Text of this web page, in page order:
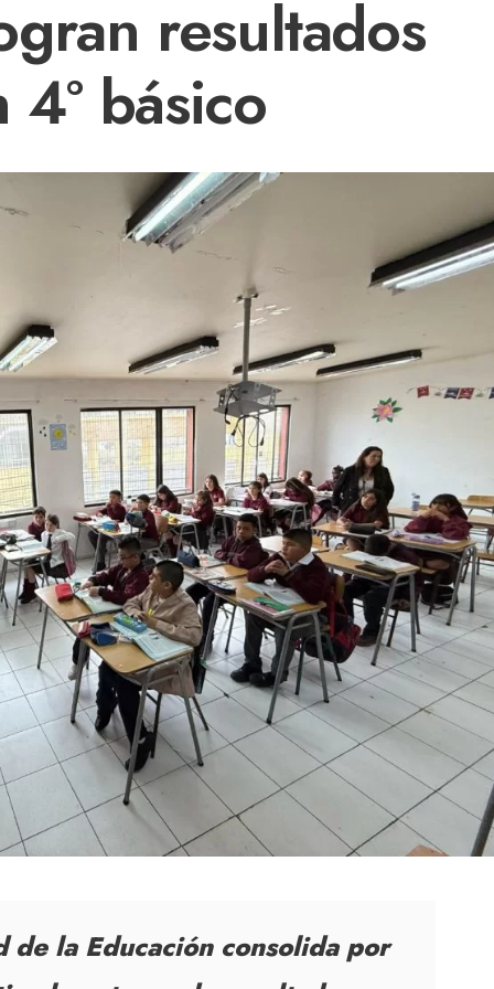
resultados
básico
de la Educación consolida por